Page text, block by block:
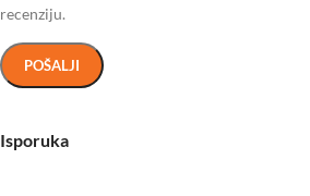
recenziju.
Isporuka